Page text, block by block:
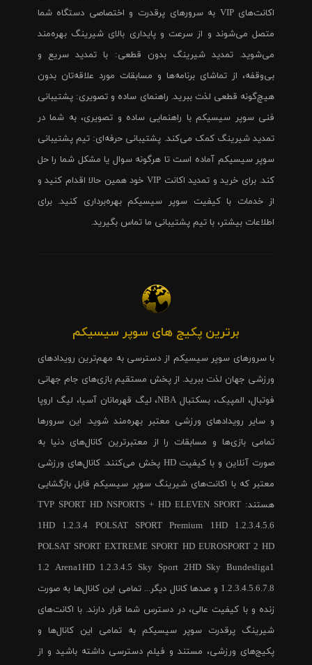
اکانت‌های VIP به سرورهای پرقدرت و اختصاصی دستگاه شما
متصل می‌شوند و از سرعت و پایداری بالای شیرینگ بهره‌مند
می‌شوید. تمدید شیرینگ بدون قطعی: با تمدید سریع و
بی‌وقفه، از تماشای برنامه‌ها و مسابقات مورد علاقه‌تان بدون
هیچ‌گونه قطعی لذت ببرید. راهنمای ساده و تصویری: پشتیبانی
فنی سوپر سیسیکم با راهنمایی ساده و تصویری، به شما در
تمدید شیرینگ کمک می‌کند. پشتیبانی حرفه‌ای: تیم پشتیبانی
سوپر سیسیکم آماده است تا هرگونه سوال یا مشکل شما را حل
کند. برای خرید و تمدید اکانت VIP خود همین حالا اقدام کنید و
از خدمات با کیفیت سوپر سیسیکم بهره‌برداری کنید. برای
اطلاعات بیشتر، با تیم پشتیبانی ما تماس بگیرید.
برترین پکیج های سوپر سیسیکم
با سرورهای سوپر سیسیکم از دسترسی به مهم‌ترین رویدادهای
ورزشی جهان لذت ببرید. از پخش مستقیم بازی‌های جام جهانی
فوتبال، المپیک، بسکتبال NBA، لیگ قهرمانان آسیا، لیگ اروپا
و سایر رویدادهای ورزشی معتبر بهره‌مند شوید. این سرورها
تمامی بازی‌ها و مسابقات را از معتبرترین کانال‌های دنیا به
صورت آنلاین و با کیفیت HD پخش می‌کنند. کانال‌های ورزشی
معتبر که با اکانت‌های شیرینگ سوپر سیسیکم قابل بازگشایی
هستند: TVP SPORT HD NSPORTS + HD ELEVEN SPORT
1HD 1.2.3.4 POLSAT SPORT Premium 1HD 1.2.3.4.5.6
POLSAT SPORT EXTREME SPORT HD EUROSPORT 2 HD
1.2 Arena1HD 1.2.3.4.5 Sky Sport 2HD Sky Bundesliga1
1.2.3.4.5.6.7.8 و صدها کانال دیگر... تمامی این کانال‌ها به صورت
زنده و با کیفیت عالی، در دسترس شما قرار دارند. با اکانت‌های
شیرینگ پرقدرت سوپر سیسیکم به تمامی این کانال‌ها و
پکیج‌های ورزشی، مستند و فیلم دسترسی داشته باشید و از